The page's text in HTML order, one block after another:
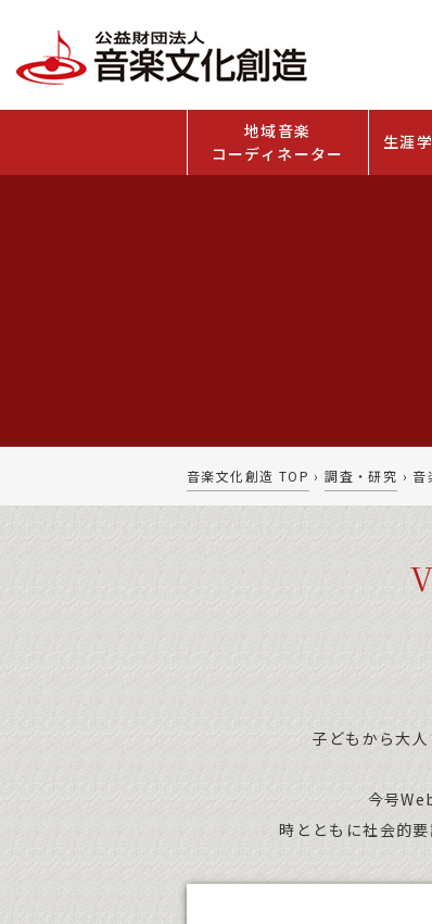
地域音楽
コーディネーター
生涯
音楽文化創造 TOP ›調査・研究 › 音
子どもから大
今号
時とともに社会的